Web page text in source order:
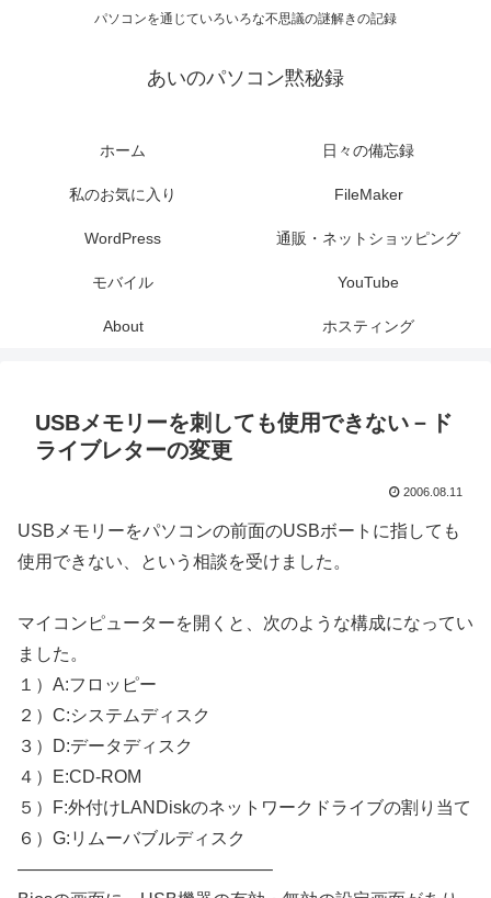
パソコンを通じていろいろな不思議の謎解きの記録
あいのパソコン黙秘録
ホーム 日々の備忘録
私のお気に入り FileMaker
WordPress 通販・ネットショッピング
モバイル YouTube
About ホスティング
USBメモリーを刺しても使用できない－ド
ライブレターの変更
2006.08.11
USBメモリーをパソコンの前面のUSBボートに指しても
使用できない、という相談を受けました。
マイコンピューターを開くと、次のような構成になってい
ました。
１）A:フロッピー
２）C:システムディスク
３）D:データディスク
４）E:CD-ROM
５）F:外付けLANDiskのネットワークドライブの割り当て
６）G:リムーバブルディスク
——————————————–